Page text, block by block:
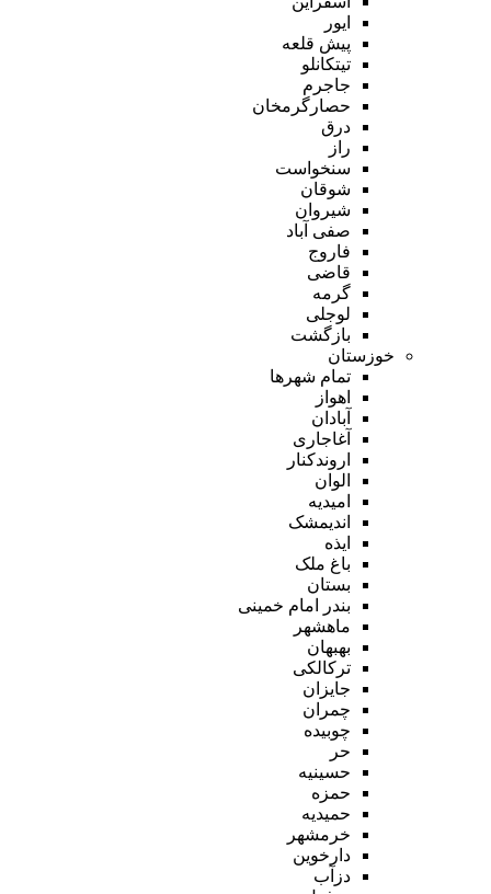
ایور
پیش قلعه
تیتکانلو
جاجرم
حصارگرمخان
درق
راز
سنخواست
شوقان
شیروان
صفی آباد
فاروج
قاضی
گرمه
لوجلی
بازگشت
خوزستان
تمام شهر‌ها
اهواز
آبادان
آغاجاری
اروندکنار
الوان
امیدیه
اندیمشک
ایذه
باغ ملک
بستان
بندر امام خمینی
ماهشهر
بهبهان
ترکالکی
جایزان
چمران
چوبیده
حر
حسینیه
حمزه
حمیدیه
خرمشهر
دارخوین
دزآب